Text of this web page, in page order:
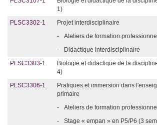
1)
PLSC3302-1 Projet interdisciplinaire
-
Ateliers de formation
-
Didactique interdisciplinaire
PLSC3303-1
Biologie et didactique de la
4)
PLSC3306-1
Pratiques et immersion dans
primaire
-
Ateliers de formation
-
Stage « empan » en P5/P6 (3